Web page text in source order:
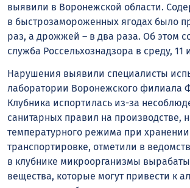
выявили в Воронежской области.
в быстрозамороженных ягодах было
раз, а дрожжей – в два раза. Об этом
служба Россельхознадзора в среду, 11
Нарушения выявили специалисты
лаборатории Воронежского филиала
Клубника испортилась из-за
санитарных правил на производстве,
температурного режима при
транспортировке, отметили в
в клубнике микроорганизмы
вещества, которые могут привести к